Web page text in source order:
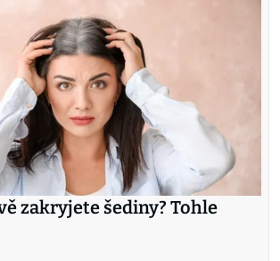
zakryjete šediny? Tohle